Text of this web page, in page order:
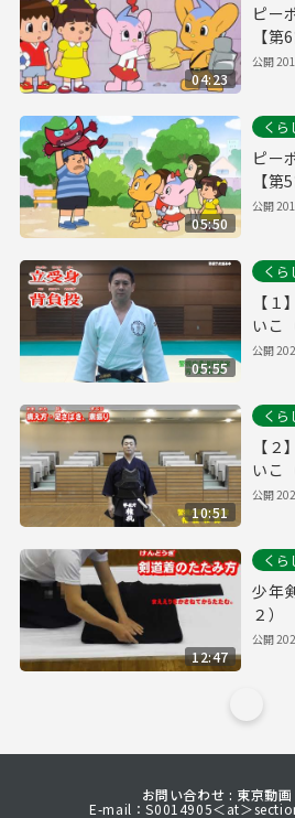
04:23
ピー
【
る！
公開
05:50
くら
ピー
【
やり
公開
05:55
くら
【
いこ
養課
公開
10:51
くら
【
いこ
養課
公開
12:47
くら
少年
２）
公開
お問い合わせ : 東京動
E-mail：S0014905＜at＞